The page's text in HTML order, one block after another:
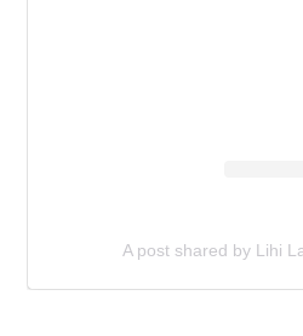
A post shared by Lihi